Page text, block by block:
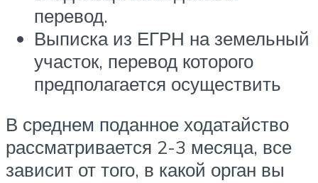
перевод.
Выписка из ЕГРН на земельный
участок, перевод которого
предполагается осуществить
В среднем поданное ходатайство
рассматривается 2-3 месяца, все
зависит от того, в какой орган вы